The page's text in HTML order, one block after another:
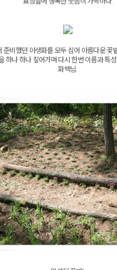
준비했던 야생화를 모두 심어 아름다운 꽃
하나 하나 짚어가며 다시 한번 이름과 특
화백님.